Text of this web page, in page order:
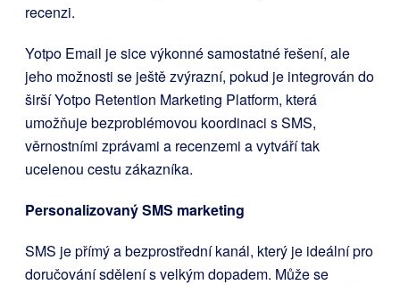
recenzi.
Yotpo Email je sice výkonné samostatné řešení, ale
jeho možnosti se ještě zvýrazní, pokud je integrován do
širší Yotpo Retention Marketing Platform, která
umožňuje bezproblémovou koordinaci s SMS,
věrnostními zprávami a recenzemi a vytváří tak
ucelenou cestu zákazníka.
Personalizovaný SMS marketing
SMS je přímý a bezprostřední kanál, který je ideální pro
doručování sdělení s velkým dopadem. Může se